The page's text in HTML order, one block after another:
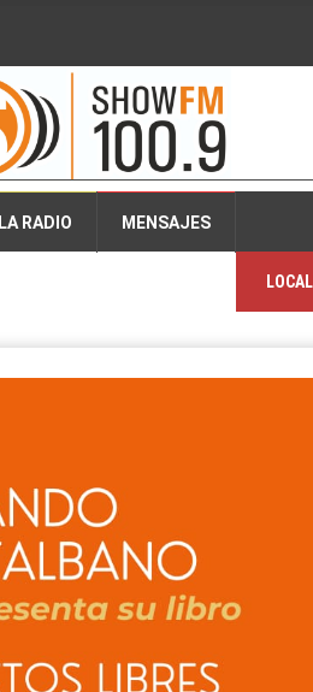
LA RADIO MENSAJES